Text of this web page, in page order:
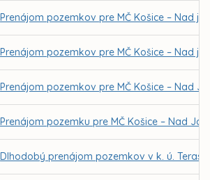
Prenájom pozemkov pre MČ Košice – Nad
Prenájom pozemkov pre MČ Košice – Nad
Prenájom pozemkov pre MČ Košice – Nad
Prenájom pozemku pre MČ Košice – Nad
Dlhodobý prenájom pozemkov v k. ú.